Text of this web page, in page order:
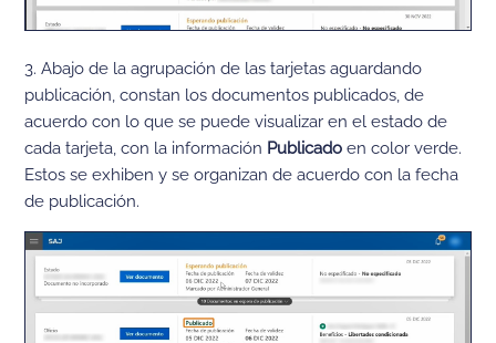
3. Abajo de la agrupación de las tarjetas aguardando
publicación, constan los documentos publicados, de
acuerdo con lo que se puede visualizar en el estado de
cada tarjeta, con la información Publicado en color verde.
Estos se exhiben y se organizan de acuerdo con la fecha
de publicación.